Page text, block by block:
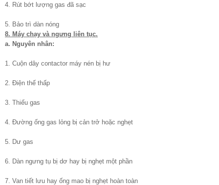
4. Rút bớt lượng gas đã sạc
5. Bảo trì dàn nóng
8. Máy chạy và ngưng liên tục.
a. Nguyên nhân:
1. Cuộn dây contactor máy nén bị hư
2. Điện thế thấp
3. Thiếu gas
4. Đường ống gas lỏng bị cản trở hoặc nghẹt
5. Dư gas
6. Dàn ngưng tụ bị dơ hay bị nghẹt một phần
7. Van tiết lưu hay ống mao bị nghẹt hoàn toàn